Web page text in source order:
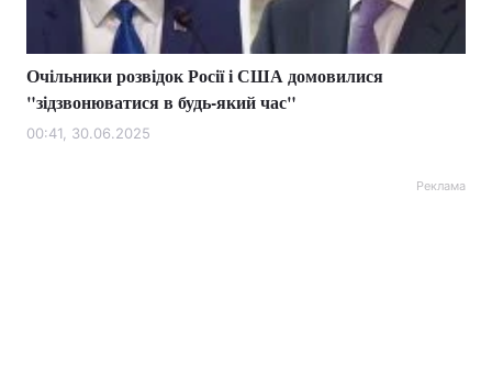
Очільники розвідок Росії і США домовилися
"зідзвонюватися в будь-який час"
00:41, 30.06.2025
Реклама